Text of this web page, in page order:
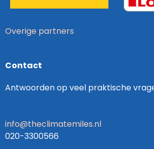
Overige partners
Contact
Antwoorden op veel praktische
info@theclimatemiles.nl
020-3300566